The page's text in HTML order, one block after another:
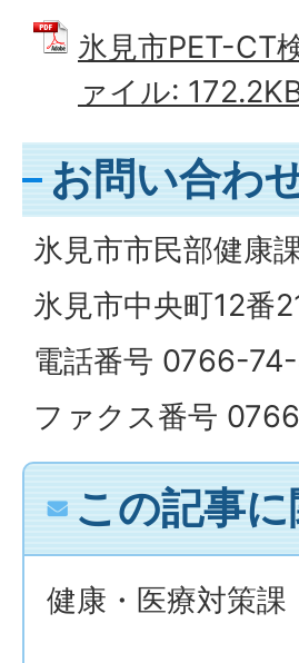
氷見市PET-CT
ァイル:
お問い合わ
氷見市市民部健康
氷見市中央町12番
電話番号 0766-
ファクス番号
この記事
健康・医療対策